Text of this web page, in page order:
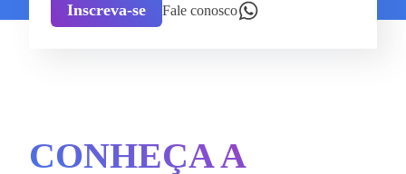
Inscreva-se Fale conosco
CONHEÇA A